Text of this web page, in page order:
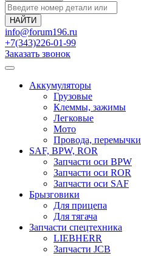
info@forum196.ru
+7(343)226-01-99
Заказать звонок
Аккумуляторы
Грузовые
Клеммы, зажимы
Легковые
Мото
Провода, перемычки
SAF, BPW, ROR
Запчасти оси BPW
Запчасти оси ROR
Запчасти оси SAF
Брызговики
Для прицепа
Для тягача
Запчасти спецтехника
LIEBHERR
Запчасти JCB